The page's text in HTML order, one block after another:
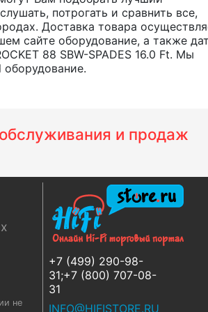
потрогать и сравнить все,
Доставка товара
сайте оборудование, а также
88 SBW-SPADES 16.0 Ft. Мы
и продаж
+7 (499) 290-98-
31;+7 (800) 707-08-
31
INFO@HIFISTORE.RU
не